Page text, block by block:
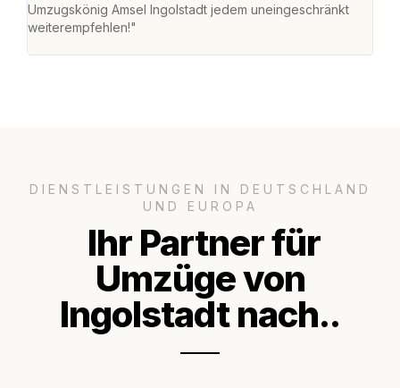
Umzugskönig Amsel Ingolstadt jedem uneingeschränkt
weiterempfehlen!"
DIENSTLEISTUNGEN IN DEUTSCHLAND
UND EUROPA
Ihr Partner für
Umzüge von
Ingolstadt nach..